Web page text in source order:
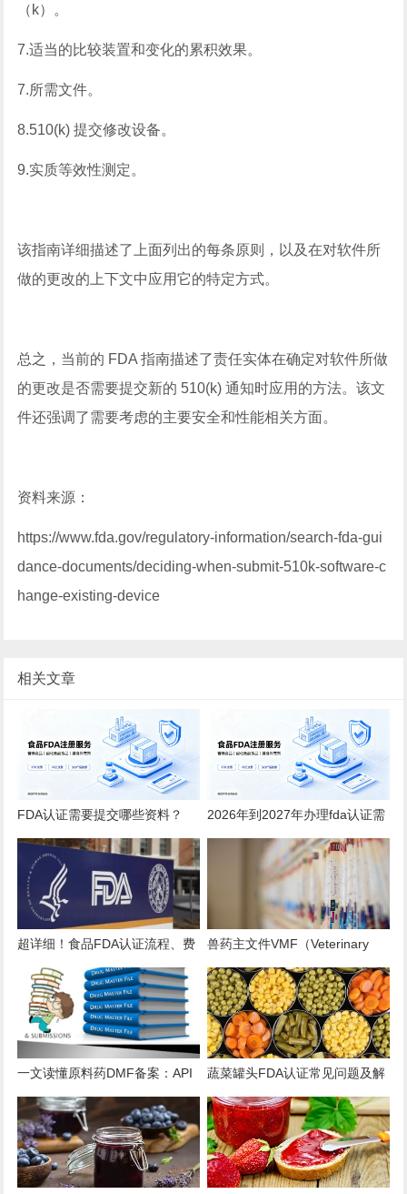
（k）。
7.适当的比较装置和变化的累积效果。
7.所需文件。
8.510(k) 提交修改设备。
9.实质等效性测定。
该指南详细描述了上面列出的每条原则，以及在对软件所
做的更改的上下文中应用它的特定方式。
总之，当前的 FDA 指南描述了责任实体在确定对软件所做
的更改是否需要提交新的 510(k) 通知时应用的方法。该文
件还强调了需要考虑的主要安全和性能相关方面。
资料来源：
https://www.fda.gov/regulatory-information/search-fda-gui
dance-documents/deciding-when-submit-510k-software-c
hange-existing-device
相关文章
FDA认证需要提交哪些资料？
2026全品类详细清单
2026年到2027年办理fda认证需
要多少钱？
超详细！食品FDA认证流程、费
用、时效、误区解析
兽药主文件VMF（Veterinary
Master Files）注册办理指南
一文读懂原料药DMF备案：API
出口的“身份证”与“通行证”
蔬菜罐头FDA认证常见问题及解
决方案